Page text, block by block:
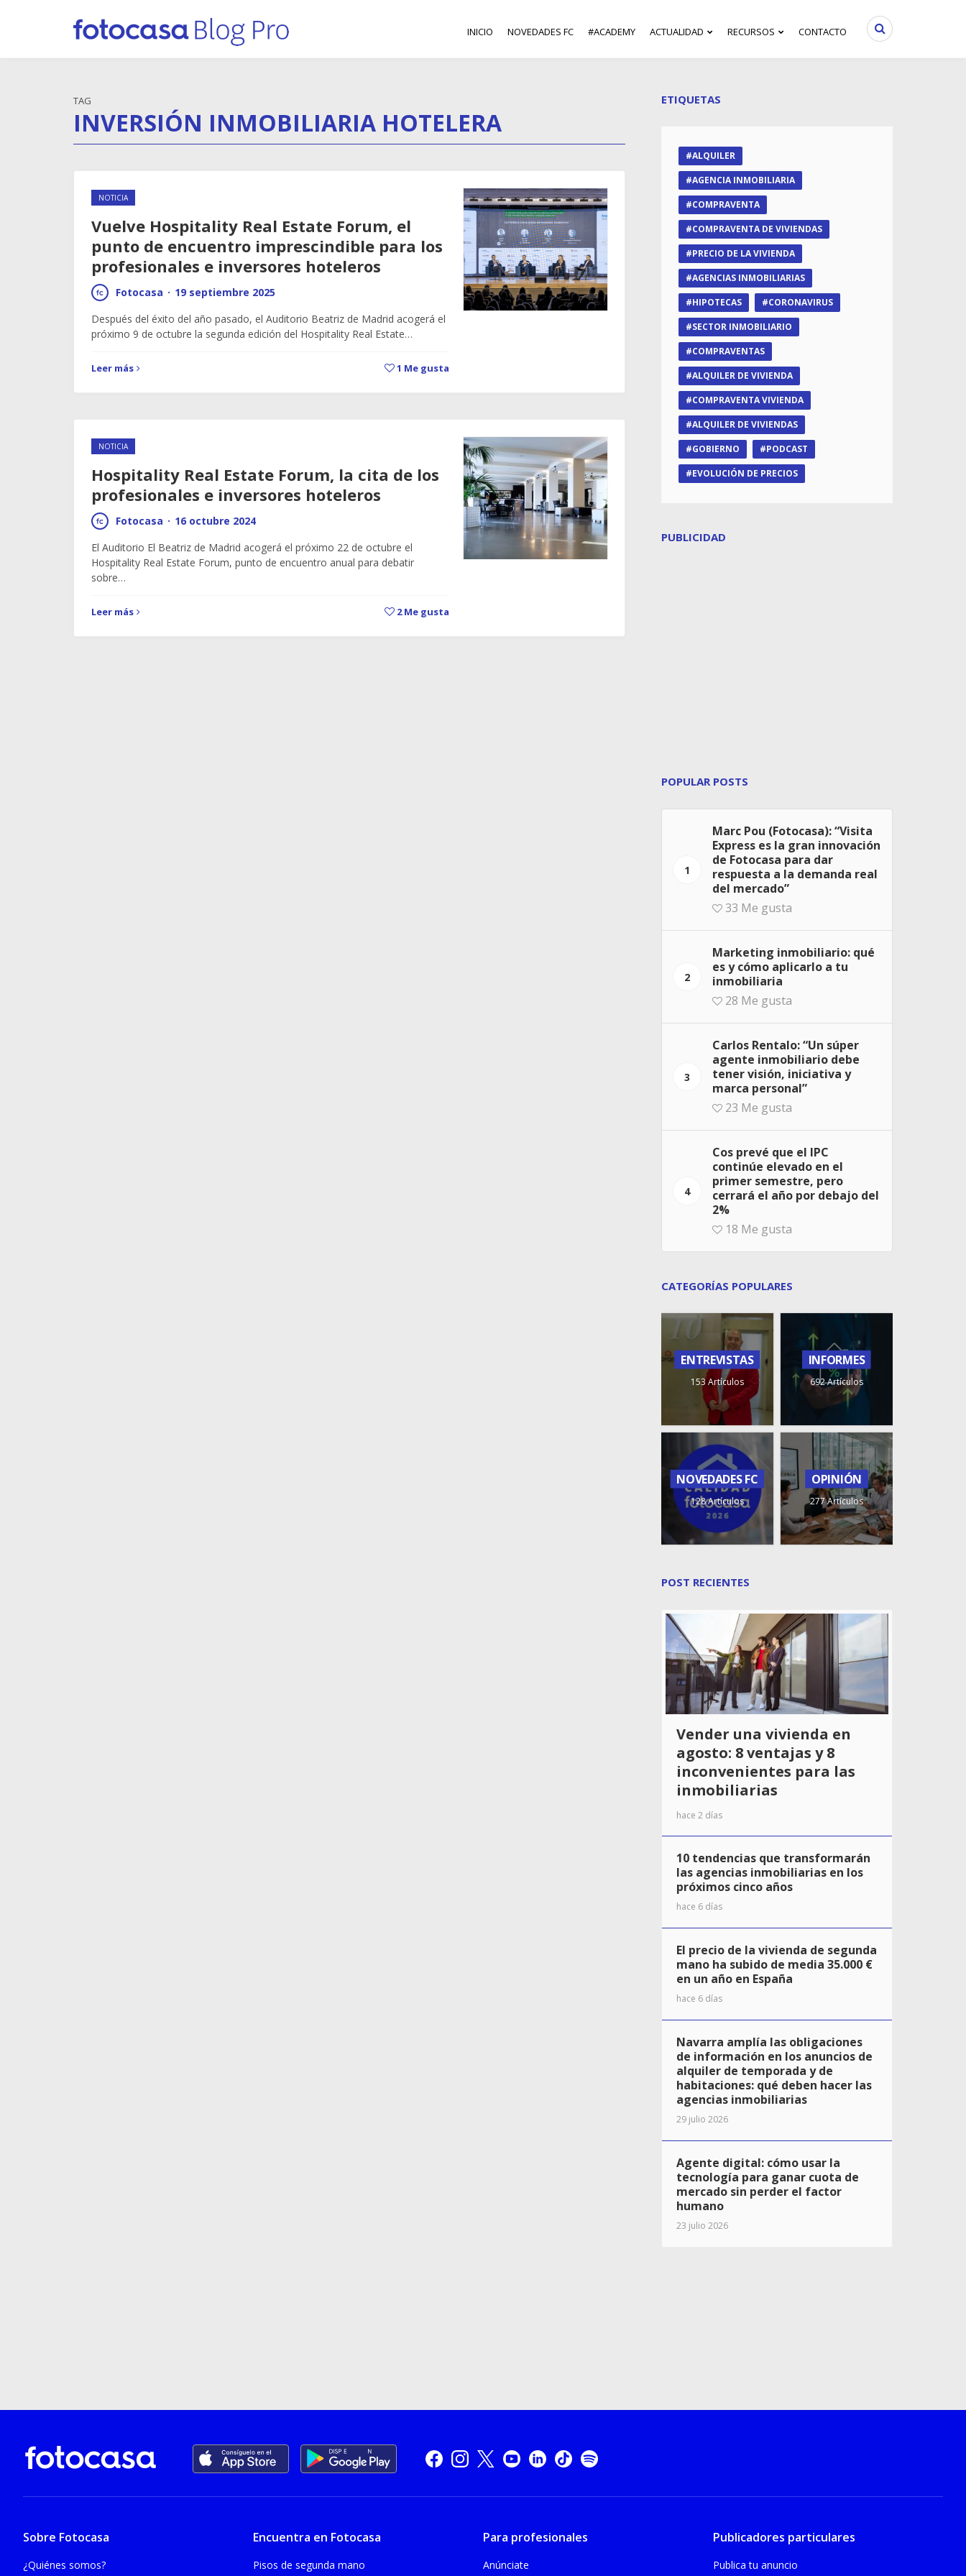
INICIO NOVEDADES FC #ACADEMY ACTUALIDAD RECURSOS CONTACTO
TAG
INVERSIÓN INMOBILIARIA HOTELERA
NOTICIA
Vuelve Hospitality Real Estate Forum, el
punto de encuentro imprescindible para los
profesionales e inversores hoteleros
Fotocasa · 19 septiembre 2025
Después del éxito del año pasado, el Auditorio Beatriz de Madrid acogerá el
próximo 9 de octubre la segunda edición del Hospitality Real Estate…
Leer más 1 Me gusta
NOTICIA
Hospitality Real Estate Forum, la cita de los
profesionales e inversores hoteleros
Fotocasa · 16 octubre 2024
El Auditorio El Beatriz de Madrid acogerá el próximo 22 de octubre el
Hospitality Real Estate Forum, punto de encuentro anual para debatir
sobre…
Leer más 2Me gusta
ETIQUETAS
ALQUILER
AGENCIA INMOBILIARIA
COMPRAVENTA
COMPRAVENTA DE VIVIENDAS
PRECIO DE LA VIVIENDA
AGENCIAS INMOBILIARIAS
HIPOTECAS
CORONAVIRUS
SECTOR INMOBILIARIO
COMPRAVENTAS
ALQUILER DE VIVIENDA
COMPRAVENTA VIVIENDA
ALQUILER DE VIVIENDAS
GOBIERNO
PODCAST
EVOLUCIÓN DE PRECIOS
PUBLICIDAD
POPULAR POSTS
1
Marc Pou (Fotocasa): “Visita
Express es la gran innovación
de Fotocasa para dar
respuesta a la demanda real
del mercado”
33 Me gusta
2
Marketing inmobiliario: qué
es y cómo aplicarlo a tu
inmobiliaria
28 Me gusta
3
Carlos Rentalo: “Un súper
agente inmobiliario debe
tener visión, iniciativa y
marca personal”
23 Me gusta
4
Cos prevé que el IPC
continúe elevado en el
primer semestre, pero
cerrará el año por debajo del
2%
18 Me gusta
CATEGORÍAS POPULARES
ENTREVISTAS
153 Artículos
INFORMES
692 Artículos
NOVEDADES FC
128 Artículos
OPINIÓN
277 Artículos
POST RECIENTES
Vender una vivienda en
agosto: 8 ventajas y 8
inconvenientes para las
inmobiliarias
hace 2 días
10 tendencias que transformarán
las agencias inmobiliarias en los
próximos cinco años
hace 6 días
El precio de la vivienda de segunda
mano ha subido de media 35.000 €
en un año en España
hace 6 días
Navarra amplía las obligaciones
de información en los anuncios de
alquiler de temporada y de
habitaciones: qué deben hacer las
agencias inmobiliarias
29 julio 2026
Agente digital: cómo usar la
tecnología para ganar cuota de
mercado sin perder el factor
humano
23 julio 2026
Sobre Fotocasa
¿Quiénes somos?
Encuentra en Fotocasa
Pisos de segunda mano
Para profesionales
Anúnciate
Publicadores particulares
Publica tu anuncio